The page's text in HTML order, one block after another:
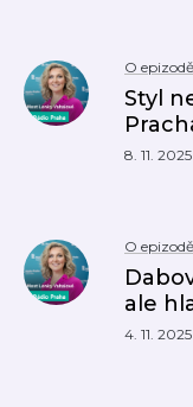
O epizodě
Styl
8. 11. 2025
O epizodě
ale
4. 11. 2025